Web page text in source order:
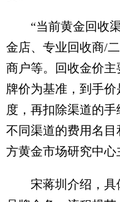
“当前黄金回收渠
金店、专业回收商/
商户等。回收金价
牌价为基准，到手
度，再扣除渠道的手
不同渠道的费用名
方黄金市场研究中心
宋蒋圳介绍，具